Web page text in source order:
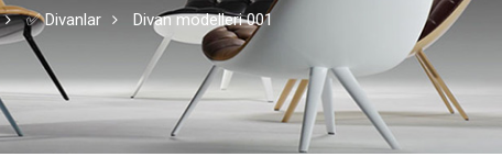
✅ Divanlar Divan modelleri 001